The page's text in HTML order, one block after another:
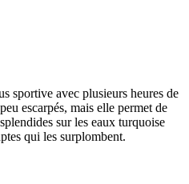
sportive avec plusieurs heures de
escarpés, mais elle permet de
sur les eaux turquoise
qui les surplombent.